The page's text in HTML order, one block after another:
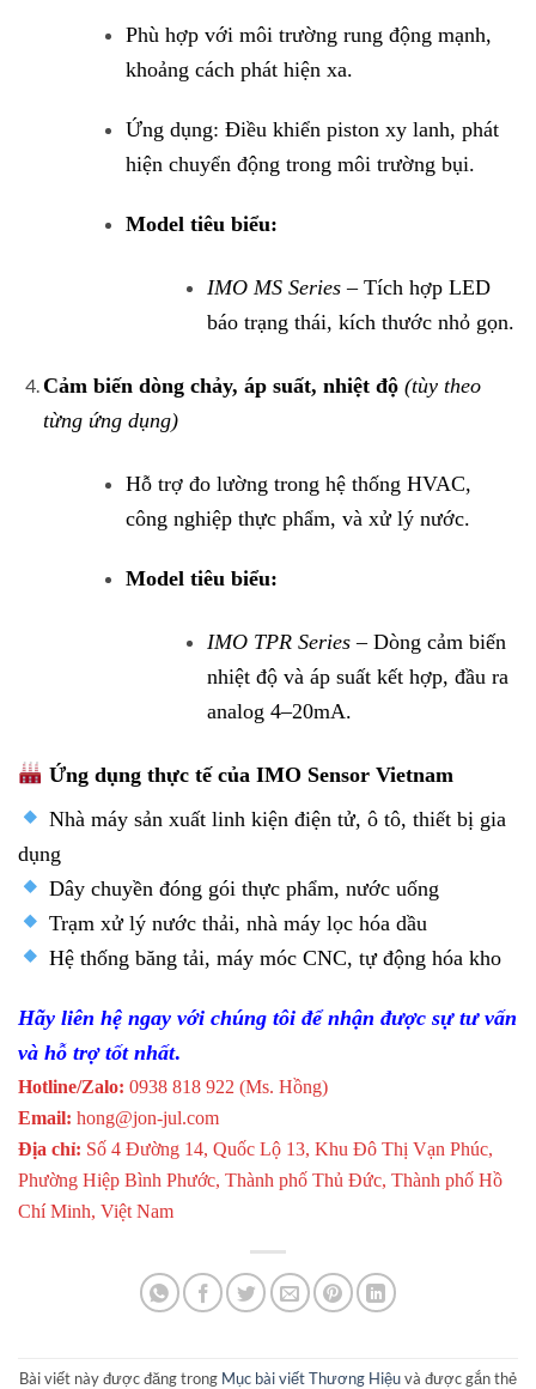
Phù hợp với môi trường rung động mạnh,
khoảng cách phát hiện xa.
Ứng dụng: Điều khiển piston xy lanh, phát
hiện chuyển động trong môi trường bụi.
Model tiêu biểu:
IMO MS Series – Tích hợp LED
báo trạng thái, kích thước nhỏ gọn.
Cảm biến dòng chảy, áp suất, nhiệt độ (tùy theo
từng ứng dụng)
Hỗ trợ đo lường trong hệ thống HVAC,
công nghiệp thực phẩm, và xử lý nước.
Model tiêu biểu:
IMO TPR Series – Dòng cảm biến
nhiệt độ và áp suất kết hợp, đầu ra
analog 4–20mA.
Ứng dụng thực tế của IMO Sensor Vietnam
Nhà máy sản xuất linh kiện điện tử, ô tô, thiết bị gia
dụng
Dây chuyền đóng gói thực phẩm, nước uống
Trạm xử lý nước thải, nhà máy lọc hóa dầu
Hệ thống băng tải, máy móc CNC, tự động hóa kho
Hãy liên hệ ngay với chúng tôi để nhận được sự tư vấn
và hỗ trợ tốt nhất.
Hotline/Zalo: 0938 818 922 (Ms. Hồng)
Email: hong@jon-jul.com
Địa chỉ: Số 4 Đường 14, Quốc Lộ 13, Khu Đô Thị Vạn Phúc,
Phường Hiệp Bình Phước, Thành phố Thủ Đức, Thành phố Hồ
Chí Minh, Việt Nam
Bài viết này được đăng trong Mục bài viết Thương Hiệuvà được gắn thẻ